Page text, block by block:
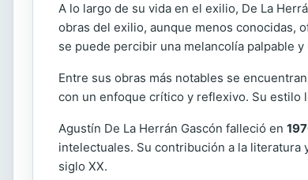
A lo largo de su vida en el exilio, De La
obras del exilio, aunque menos conocidas,
se puede percibir una melancolía palpable
Entre sus obras más notables se
con un enfoque crítico y reflexivo. Su estilo
Agustín De La Herrán Gascón falleció en
intelectuales. Su contribución a la
siglo XX.